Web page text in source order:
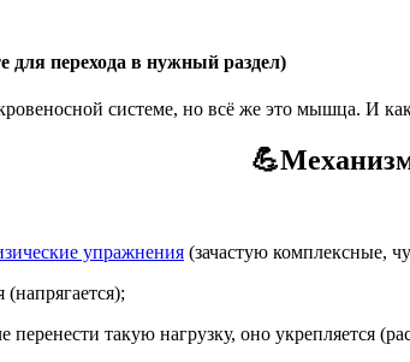
для перехода в нужный раздел)
системе, но всё же это мышца. И
упражнения (зачастую комплексные,
(напрягается);
такую нагрузку, оно укрепляется